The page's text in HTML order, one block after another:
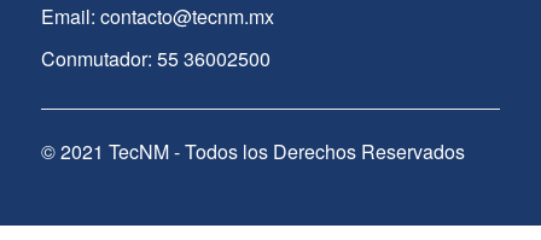
Email: contacto@tecnm.mx
Conmutador: 55 36002500
© 2021 TecNM - Todos los Derechos Reservados